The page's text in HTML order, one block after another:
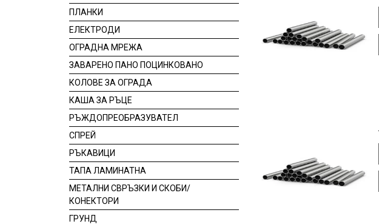
ПЛАНКИ
ЕЛЕКТРОДИ
ОГРАДНА МРЕЖА
ЗАВАРЕНО ПАНО ПОЦИНКОВАНО
КОЛОВЕ ЗА ОГРАДА
КАША ЗА РЪЦЕ
РЪЖДОПРЕОБРАЗУВАТЕЛ
СПРЕЙ
РЪКАВИЦИ
ТАПА ЛАМИНАТНА
МЕТАЛНИ СВРЪЗКИ И СКОБИ/
КОНЕКТОРИ
ГРУНД